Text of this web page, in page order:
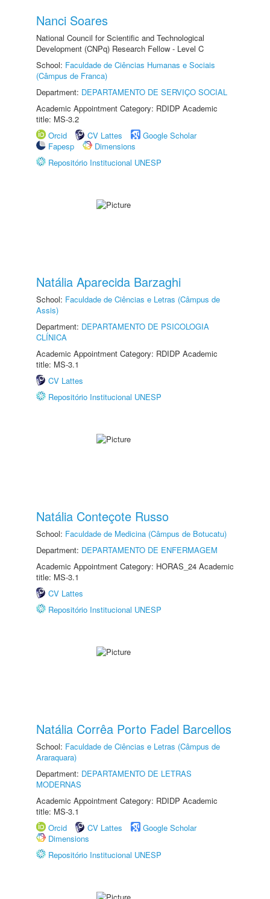
Nanci Soares
National Council for Scientific and Technological
Development (CNPq) Research Fellow - Level C
School: Faculdade de Ciências Humanas e Sociais
(Câmpus de Franca)
Department: DEPARTAMENTO DE SERVIÇO SOCIAL
Academic Appointment Category: RDIDP Academic
title: MS-3.2
Orcid
CV Lattes
Google Scholar
Fapesp
Dimensions
Repositório Institucional UNESP
Natália Aparecida Barzaghi
School: Faculdade de Ciências e Letras (Câmpus de
Assis)
Department: DEPARTAMENTO DE PSICOLOGIA
CLÍNICA
Academic Appointment Category: RDIDP Academic
title: MS-3.1
CV Lattes
Repositório Institucional UNESP
Natália Conteçote Russo
School: Faculdade de Medicina (Câmpus de Botucatu)
Department: DEPARTAMENTO DE ENFERMAGEM
Academic Appointment Category: HORAS_24 Academic
title: MS-3.1
CV Lattes
Repositório Institucional UNESP
Natália Corrêa Porto Fadel Barcellos
School: Faculdade de Ciências e Letras (Câmpus de
Araraquara)
Department: DEPARTAMENTO DE LETRAS
MODERNAS
Academic Appointment Category: RDIDP Academic
title: MS-3.1
Orcid
CV Lattes
Google Scholar
Dimensions
Repositório Institucional UNESP